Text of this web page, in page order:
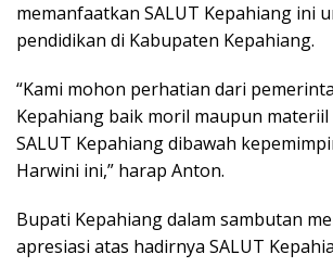
memanfaatkan SALUT Kepahiang ini
pendidikan di Kabupaten Kepahiang.
“Kami mohon perhatian dari
Kepahiang baik moril maupun
SALUT Kepahiang dibawah
Harwini ini,” harap Anton.
Bupati Kepahiang dalam sambutan
apresiasi atas hadirnya SALUT